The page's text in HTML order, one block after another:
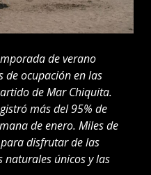
de verano
de ocupación en las
de Mar Chiquita.
más del 95% de
de enero. Miles de
disfrutar de las
únicos y las